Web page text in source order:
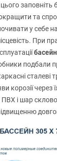
цього
та
у себе
При
подбали
сталеві
корозії
і шар